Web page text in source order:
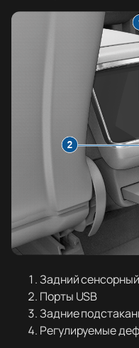
Задний
Порты USB
Задние
Регулируемые